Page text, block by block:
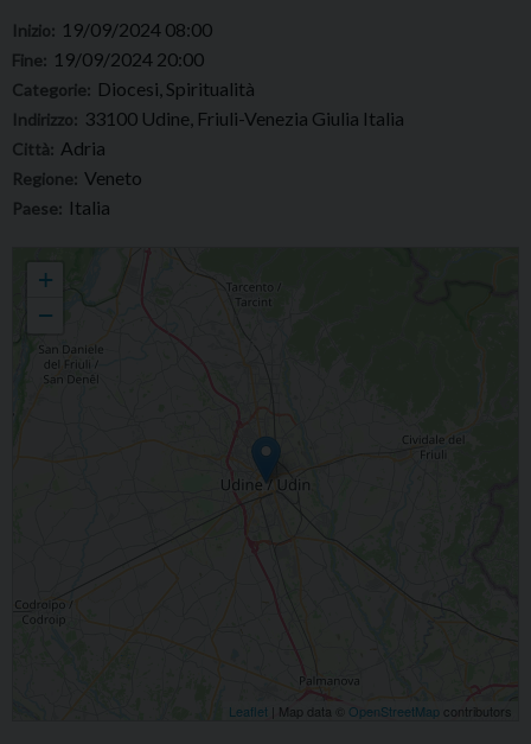
Inizio: 19/09/2024 08:00
Fine: 19/09/2024 20:00
Categorie: Diocesi, Spiritualità
Indirizzo: 33100 Udine, Friuli-Venezia Giulia Italia
Città: Adria
Regione: Veneto
Paese: Italia
+
−
Leaflet | Map data © OpenStreetMap contributors